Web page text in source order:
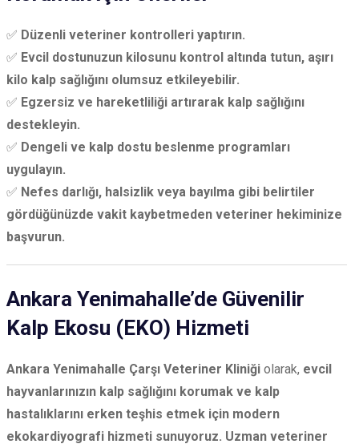
✅ Düzenli veteriner kontrolleri yaptırın.
✅ Evcil dostunuzun kilosunu kontrol altında tutun, aşırı
kilo kalp sağlığını olumsuz etkileyebilir.
✅ Egzersiz ve hareketliliği artırarak kalp sağlığını
destekleyin.
✅ Dengeli ve kalp dostu beslenme programları
uygulayın.
✅ Nefes darlığı, halsizlik veya bayılma gibi belirtiler
gördüğünüzde vakit kaybetmeden veteriner hekiminize
başvurun.
Ankara Yenimahalle’de Güvenilir
Kalp Ekosu (EKO) Hizmeti
Ankara Yenimahalle Çarşı Veteriner Kliniğiolarak, evcil
hayvanlarınızın kalp sağlığını korumak ve kalp
hastalıklarını erken teşhis etmek için modern
ekokardiyografi hizmeti sunuyoruz. Uzman veteriner